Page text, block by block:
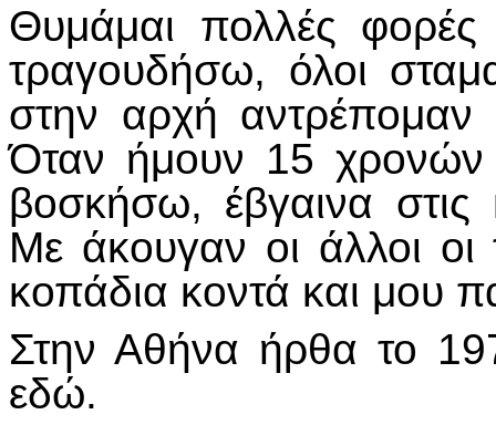
Θυμάμαι πολλές
τραγουδήσω, όλοι
στην αρχή
Όταν ήμουν 15 χρονών
βοσκήσω, έβγαινα
Με άκουγαν οι άλλοι οι
κοπάδια κοντά και μου
Στην Αθήνα ήρθα το
εδώ.